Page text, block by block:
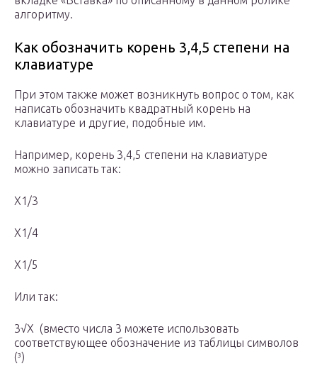
алгоритму.
Как обозначить корень 3,4,5 степени на
клавиатуре
При этом также может возникнуть вопрос о том, как
написать обозначить квадратный корень на
клавиатуре и другие, подобные им.
Например, корень 3,4,5 степени на клавиатуре
можно записать так:
X1/3
X1/4
X1/5
Или так:
3√X (вместо числа 3 можете использовать
соответствующее обозначение из таблицы символов
(³)